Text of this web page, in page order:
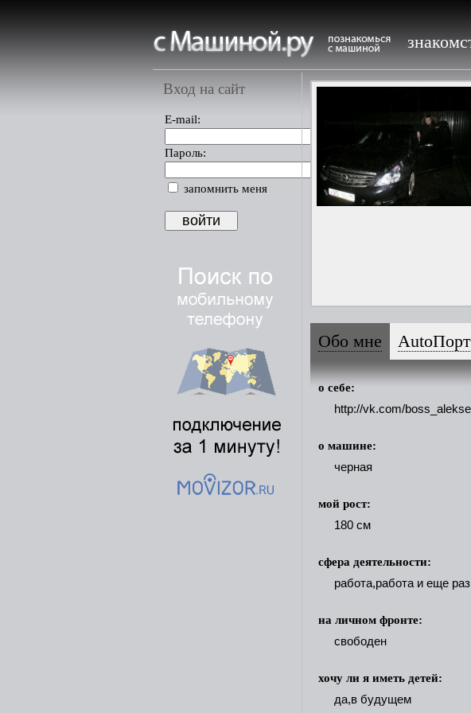
Вход на сайт
E-mail:
Пароль:
запомнить меня
Обо мне
о себе:
http://vk.com/
о машине:
черная
мой рост:
180 см
сфера деятельности:
работа,работа и еще
на личном фронте:
свободен
хочу ли я иметь детей:
да,в будущем